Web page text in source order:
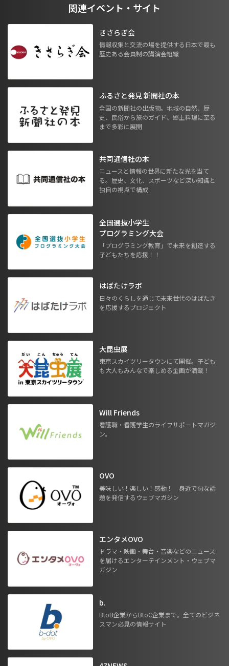
関連イベント・サイト
きさらぎ会
情報収集と交流の場を提供する日本で最も
歴史ある会員制の講演会組織
ふるさと発見 新聞社の本
全国の新聞社の出版物。地域の自然、歴
史、民俗から旅のガイド、郷土料理に至る
まで多彩に展開
共同通信社の本
ニュースと情報の世界に新たな光を当て
る。歴史、文化、スポーツなど深い知識と
独自の視点で構成
全国選抜小学生
プログラミング大会
「プログラミング教育」で未来を創造する
子どもたちを応援！！
はばたけラボ
日々のくらしを通じて未来世代のはばたき
を応援するプロジェクト
大昆虫展
東京スカイツリータウンにて開催。子ども
も大人もみんなで楽しめる企画が満載！
Will Friends
看護職・看護学生のライフサポートマガジ
ン。
OVO
美味しい！楽しい！感動！ 身近で旬な話
題を発信するウェブマガジン
エンタメOVO
ドラマ・映画・舞台・音楽などのニュース
を届けるエンターテインメント・ウェブマ
ガジン
b.
BtoB企業からBtoC企業まで。全てのビジネ
スマン必見の情報サイト